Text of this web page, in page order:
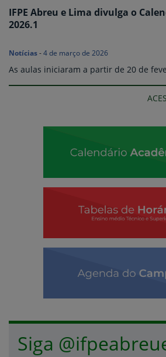
IFPE Abreu e Lima divulga o
2026.1
Notícias-4 de março de 2026
As aulas iniciaram a partir de 20 de
Siga